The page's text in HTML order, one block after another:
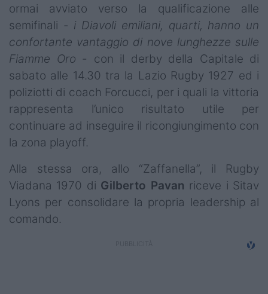
ormai avviato verso la qualificazione alle
semifinali - i Diavoli emiliani, quarti, hanno un
confortante vantaggio di nove lunghezze sulle
Fiamme Oro - con il derby della Capitale di
sabato alle 14.30 tra la Lazio Rugby 1927 ed i
poliziotti di coach Forcucci, per i quali la vittoria
rappresenta l’unico risultato utile per
continuare ad inseguire il ricongiungimento con
la zona playoff.
Alla stessa ora, allo “Zaffanella”, il Rugby
Viadana 1970 di Gilberto Pavan riceve i Sitav
Lyons per consolidare la propria leadership al
comando.